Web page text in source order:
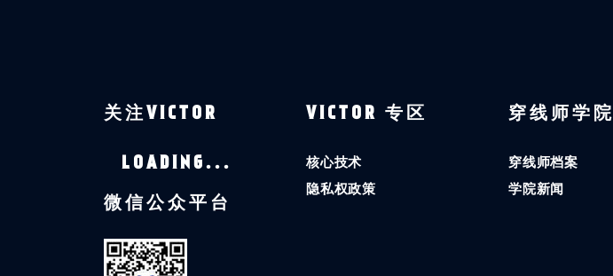
关注VICTOR
LOADING...
微信公众平台
VICTOR 专区
核心技术
隐私权政策
穿线师学院
穿线师档案
学院新闻